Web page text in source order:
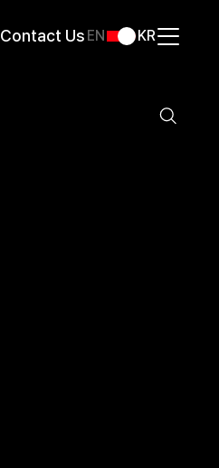
Contact Us EN KR